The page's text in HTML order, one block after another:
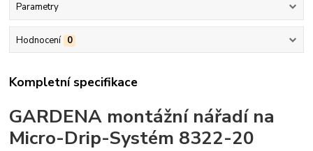
Parametry
Hodnocení 0
Kompletní specifikace
GARDENA montážní nářadí na
Micro-Drip-Systém 8322-20